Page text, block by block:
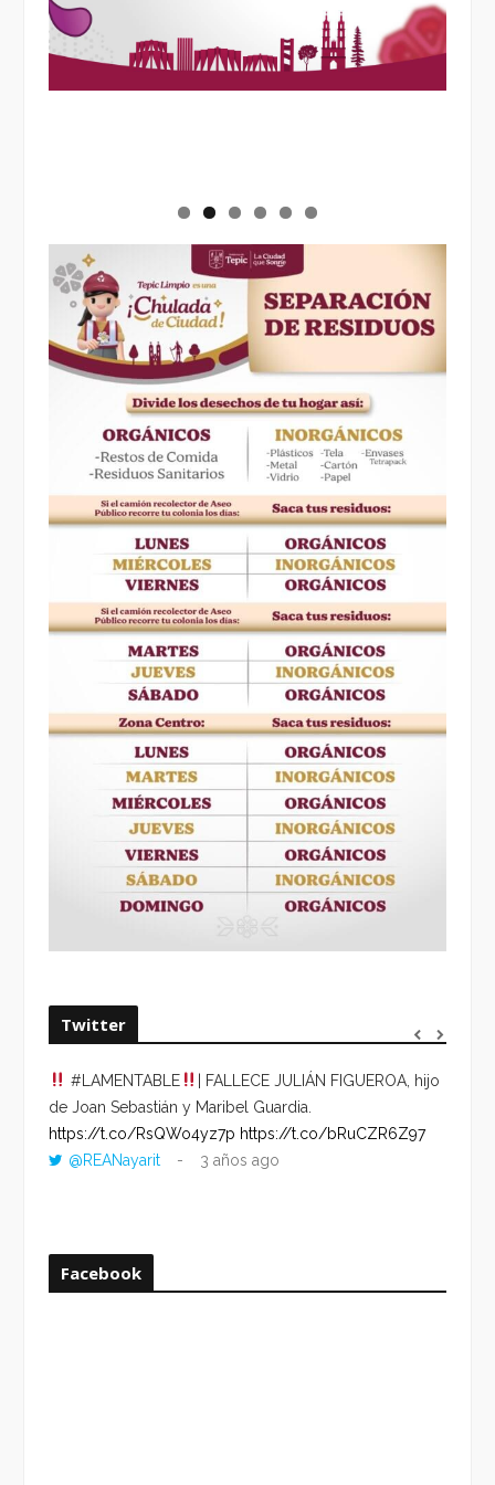
Twitter
#LAMENTABLE
| FALLECE JULIÁN FIGUEROA, hijo
de Joan Sebastián y Maribel Guardia.
https://t.co/RsQWo4yz7p https://t.co/bRuCZR6Z97
@REANayarit
3 años ago
Facebook